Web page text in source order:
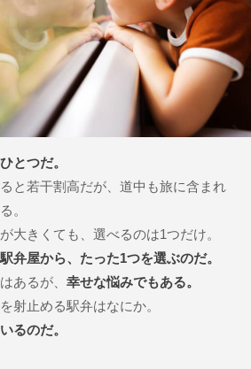
とつだ。
と若干割高だが、道中も旅に含まれ
。
大きくても、選べるのは1つだけ。
弁屋から、たった1つを選ぶのだ。
あるが、 幸せな悩みでもある。
射止める駅弁はなにか。
るのだ。